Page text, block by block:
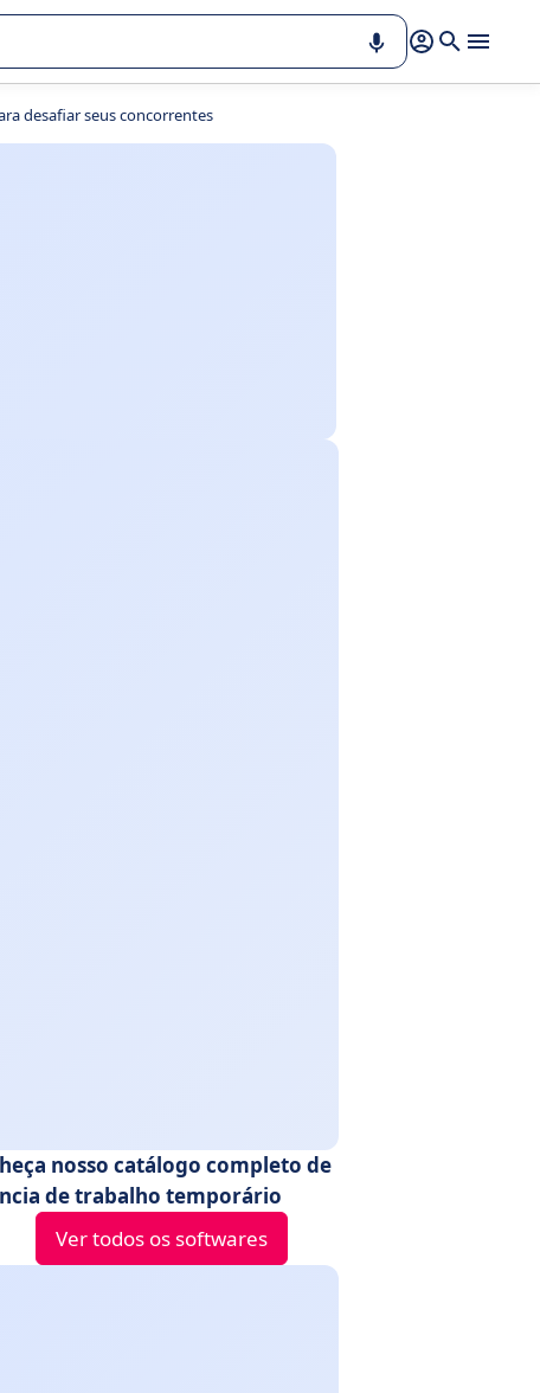
desafiar seus concorrentes
nosso catálogo completo de
de trabalho temporário
Ver todos os softwares